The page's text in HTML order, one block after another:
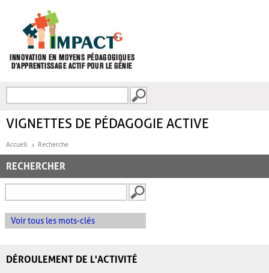
FORMULAIRE DE
VIGNETTES DE PÉDAGOGIE ACTIVE
Accueil Recherche
RECHERCHER
Voir tous les mots-clés
DÉROULEMENT DE L'ACTIVITÉ